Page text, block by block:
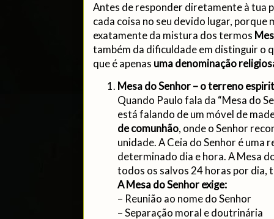
Antes de responder diretamente à tua
cada coisa no seu devido lugar, porque
exatamente da mistura dos termos
também da dificuldade em distinguir o
que é apenas uma denominação
Mesa do Senhor – o terreno
Quando Paulo fala da “Mesa do
está falando de um móvel de
de comunhão, onde o Senhor
unidade. A Ceia do Senhor é uma
determinado dia e hora. A Mesa
todos os salvos 24 horas por dia,
A Mesa do Senhor exige:
– Reunião ao nome do Senhor
– Separação moral e doutrinária